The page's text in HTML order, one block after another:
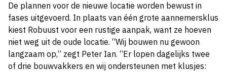
De plannen voor de nieuwe locatie worden bewust in
fases uitgevoerd. In plaats van één grote aannemersklus
kiest Robuust voor een rustige aanpak, want ze hoeven
niet weg uit de oude locatie. “Wij bouwen nu gewoon
langzaam op,” zegt Peter Ian. “Er lopen dagelijks twee
of drie bouwvakkers en wij ondersteunen met klusjes: